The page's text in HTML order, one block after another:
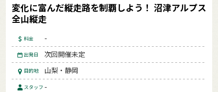
変化に富んだ縦走路を制覇しよう！ 沼津アルプス
全山縦走
料金 -
出発日 次回開催未定
目的地 山梨・静岡
スタッフ -